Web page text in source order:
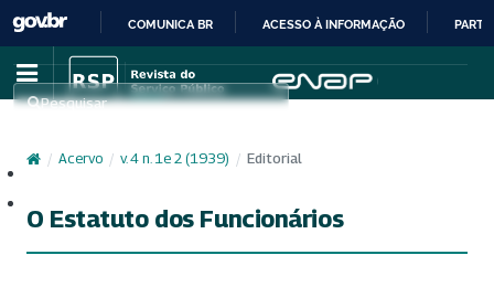
IR
PARA
CONTEÚDO
COMUNICA BR ACESSO À INFORMAÇÃO
Pesquisar
/ Acervo / v. 4 n. 1e 2 (1939) / Editorial
O Estatuto dos Funcionários